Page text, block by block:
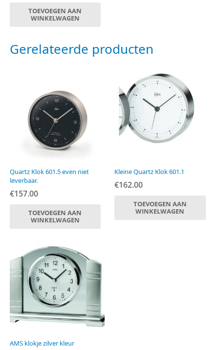
TOEVOEGEN AAN
WINKELWAGEN
Gerelateerde producten
Quartz Klok 601.5 even niet
leverbaar.
€157.00
TOEVOEGEN AAN
WINKELWAGEN
Kleine Quartz Klok 601.1
€162.00
TOEVOEGEN AAN
WINKELWAGEN
AMS klokje zilver kleur